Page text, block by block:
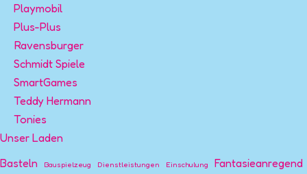
Playmobil
Plus-Plus
Ravensburger
Schmidt Spiele
SmartGames
Teddy Hermann
Tonies
Unser Laden
Basteln Bauspielzeug Dienstleistungen Einschulung Fantasieanregend